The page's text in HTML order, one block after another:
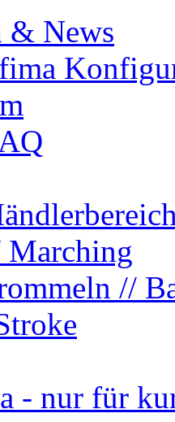
& News
Marching
//
- nur für